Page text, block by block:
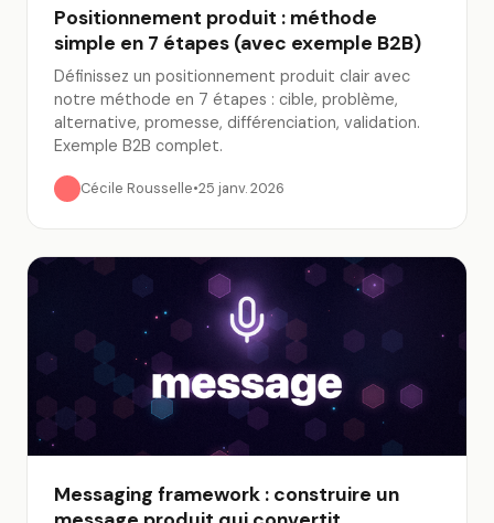
Positionnement produit : méthode
simple en 7 étapes (avec exemple B2B)
Définissez un positionnement produit clair avec
notre méthode en 7 étapes : cible, problème,
alternative, promesse, différenciation, validation.
Exemple B2B complet.
Cécile Rousselle•25 janv. 2026
Messaging framework : construire un